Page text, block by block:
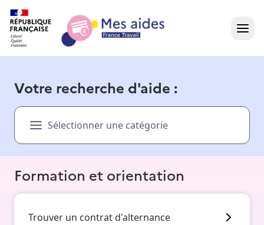
Présentation vidéo
Besoin d'aide ?
Votre recherche d'aide :
Sélectionner une catégorie
Formation et orientation
Trouver un contrat d'alternance